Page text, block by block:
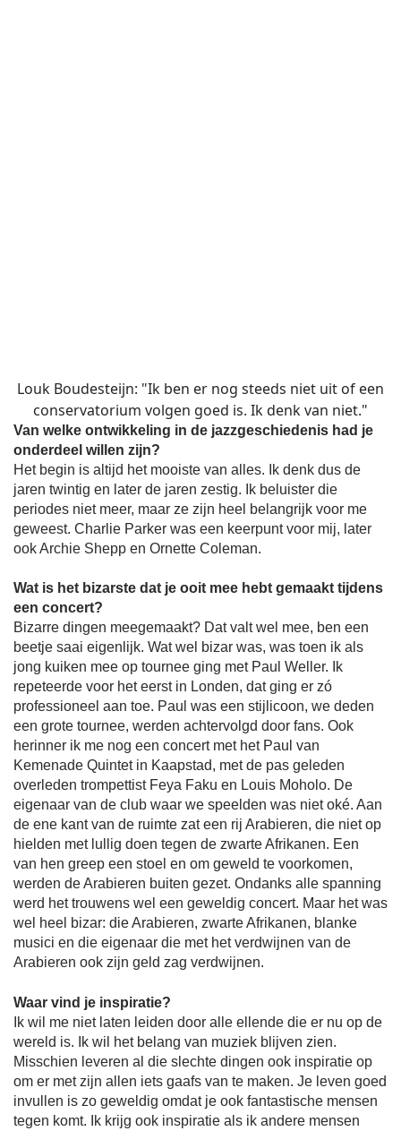
Louk Boudesteijn: "Ik ben er nog steeds niet uit of een
conservatorium volgen goed is. Ik denk van niet."
Van welke ontwikkeling in de jazzgeschiedenis had je
onderdeel willen zijn?
Het begin is altijd het mooiste van alles. Ik denk dus de
jaren twintig en later de jaren zestig. Ik beluister die
periodes niet meer, maar ze zijn heel belangrijk voor me
geweest. Charlie Parker was een keerpunt voor mij, later
ook Archie Shepp en Ornette Coleman.
Wat is het bizarste dat je ooit mee hebt gemaakt tijdens
een concert?
Bizarre dingen meegemaakt? Dat valt wel mee, ben een
beetje saai eigenlijk. Wat wel bizar was, was toen ik als
jong kuiken mee op tournee ging met Paul Weller. Ik
repeteerde voor het eerst in Londen, dat ging er zó
professioneel aan toe. Paul was een stijlicoon, we deden
een grote tournee, werden achtervolgd door fans. Ook
herinner ik me nog een concert met het Paul van
Kemenade Quintet in Kaapstad, met de pas geleden
overleden trompettist Feya Faku en Louis Moholo. De
eigenaar van de club waar we speelden was niet oké. Aan
de ene kant van de ruimte zat een rij Arabieren, die niet op
hielden met lullig doen tegen de zwarte Afrikanen. Een
van hen greep een stoel en om geweld te voorkomen,
werden de Arabieren buiten gezet. Ondanks alle spanning
werd het trouwens wel een geweldig concert. Maar het was
wel heel bizar: die Arabieren, zwarte Afrikanen, blanke
musici en die eigenaar die met het verdwijnen van de
Arabieren ook zijn geld zag verdwijnen.
Waar vind je inspiratie?
Ik wil me niet laten leiden door alle ellende die er nu op de
wereld is. Ik wil het belang van muziek blijven zien.
Misschien leveren al die slechte dingen ook inspiratie op
om er met zijn allen iets gaafs van te maken. Je leven goed
invullen is zo geweldig omdat je ook fantastische mensen
tegen komt. Ik krijg ook inspiratie als ik andere mensen